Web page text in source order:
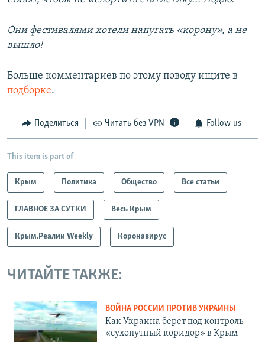
Они фестивалями хотели напугать «корону», а не
вышло!
Больше комментариев по этому поводу ищите в
подборке.
Поделиться Читать без VPN Follow us
This item is part of
Крым Политика Общество Все статьи
ГЛАВНОЕ ЗА СУТКИ Весь Крым
Крым.Реалии Weekly Коронавирус
ЧИТАЙТЕ ТАКЖЕ:
ВОЙНА РОССИИ ПРОТИВ УКРАИНЫ
Как Украина берет под контроль
«сухопутный коридор» в Крым